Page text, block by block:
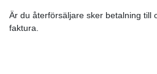
Är du återförsäljare sker betalning till
faktura.